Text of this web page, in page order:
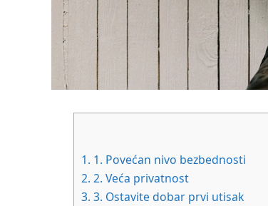
1. 1. Povećan nivo bezbednosti
2. 2. Veća privatnost
3. 3. Ostavite dobar prvi utisak